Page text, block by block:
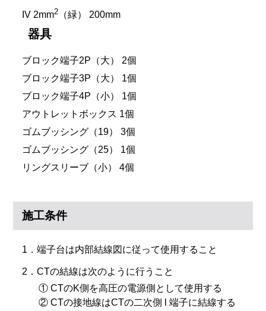
IV 2mm2（緑） 200mm
器具
ブロック端子2P（大） 2個
ブロック端子3P（大） 1個
ブロック端子4P（小） 1個
アウトレットボックス 1個
ゴムブッシング（19） 3個
ゴムブッシング（25） 1個
リングスリーブ（小） 4個
施工条件
1．端子台は内部結線図に従って使用すること
2．CTの結線は次のように行うこと
① CTのK側を高圧の電源側として使用する
② CTの接地線はCTの二次側 l 端子に結線する